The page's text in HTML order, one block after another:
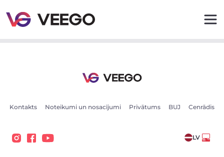
Kontakts Noteikumi un nosacījumi Privātums BUJ Cenrādis
LV